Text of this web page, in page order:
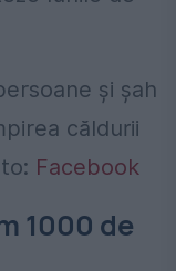
căldurii
Facebook
1000 de